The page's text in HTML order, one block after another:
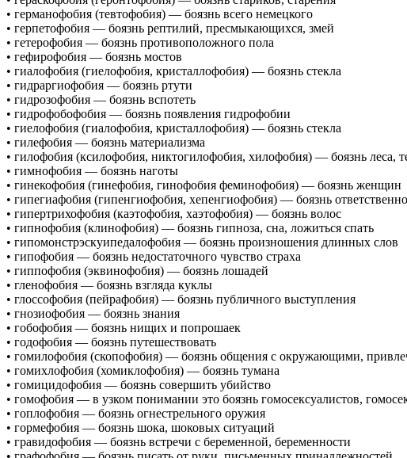
• германофобия (тевтофобия) — боязнь всего немецкого
• герпетофобия — боязнь рептилий, пресмыкающихся, змей
• гетерофобия — боязнь противоположного пола
• гефирофобия — боязнь мостов
• гиалофобия (гиелофобия, кристаллофобия) — боязнь стекла
• гидраргиофобия — боязнь ртути
• гидрозофобия — боязнь вспотеть
• гидрофобофобия — боязнь появления гидрофобии
• гиелофобия (гиалофобия, кристаллофобия) — боязнь стекла
• гилефобия — боязнь материализма
• гилофобия (ксилофобия, никтогилофобия, хилофобия) — боязнь леса,
• гимнофобия — боязнь наготы
• гинекофобия (гинефобия, гинофобия феминофобия) — боязнь женщин
• гипегиафобия (гипенгиофобия, хепенгиофобия) — боязнь
• гипертрихофобия (каэтофобия, хаэтофобия) — боязнь волос
• гипнофобия (клинофобия) — боязнь гипноза, сна, ложиться спать
• гипомонстрэскуипедалофобия — боязнь произношения длинных слов
• гипофобия — боязнь недостаточного чувство страха
• гиппофобия (эквинофобия) — боязнь лошадей
• гленофобия — боязнь взгляда куклы
• глоссофобия (пейрафобия) — боязнь публичного выступления
• гнозиофобия — боязнь знания
• гобофобия — боязнь нищих и попрошаек
• годофобия — боязнь путешествовать
• гомилофобия (скопофобия) — боязнь общения с окружающими,
• гомихлофобия (хомиклофобия) — боязнь тумана
• гомицидофобия — боязнь совершить убийство
• гомофобия — в узком понимании это боязнь гомосексуалистов,
• гоплофобия — боязнь огнестрельного оружия
• гормефобия — боязнь шока, шоковых ситуаций
• гравидофобия — боязнь встречи с беременной, беременности